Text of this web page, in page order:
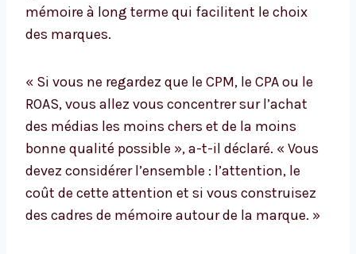
mémoire à long terme qui facilitent le choix
des marques.
« Si vous ne regardez que le CPM, le CPA ou le
ROAS, vous allez vous concentrer sur l’achat
des médias les moins chers et de la moins
bonne qualité possible », a-t-il déclaré. « Vous
devez considérer l’ensemble : l’attention, le
coût de cette attention et si vous construisez
des cadres de mémoire autour de la marque. »